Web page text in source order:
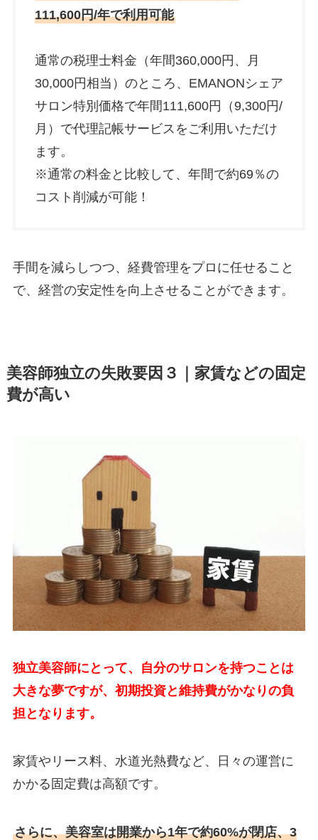
111,600円/年で利用可能
通常の税理士料金（年間360,000円、月
30,000円相当）のところ、EMANONシェア
サロン特別価格で年間111,600円（9,300円/
月）で代理記帳サービスをご利用いただけ
ます。
※通常の料金と比較して、年間で約69％の
コスト削減が可能！
手間を減らしつつ、経費管理をプロに任せること
で、経営の安定性を向上させることができます。
美容師独立の失敗要因３｜家賃などの固定
費が高い
独立美容師にとって、自分のサロンを持つことは
大きな夢ですが、初期投資と維持費がかなりの負
担となります。
家賃やリース料、水道光熱費など、日々の運営に
かかる固定費は高額です。
さらに、美容室は開業から1年で約60%が閉店、3